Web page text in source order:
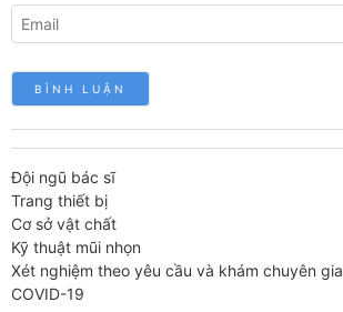
Đội ngũ bác sĩ
Trang thiết bị
Cơ sở vật chất
Kỹ thuật mũi nhọn
Xét nghiệm theo yêu cầu và khám chuyên gia
COVID-19